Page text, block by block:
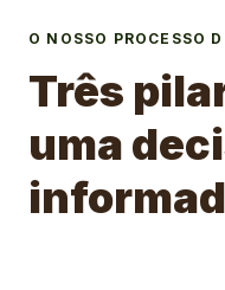
O NOSSO PROCESSO
Três
uma